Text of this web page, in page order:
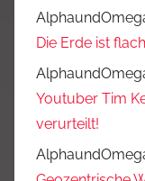
Die Erde ist
Youtuber Tim
verurteilt!